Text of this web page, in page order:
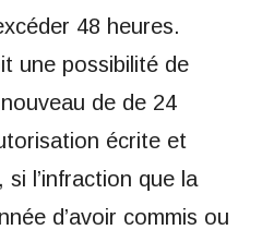
48 heures.
une possibilité de
de de 24
écrite et
l’infraction que la
d’avoir commis ou